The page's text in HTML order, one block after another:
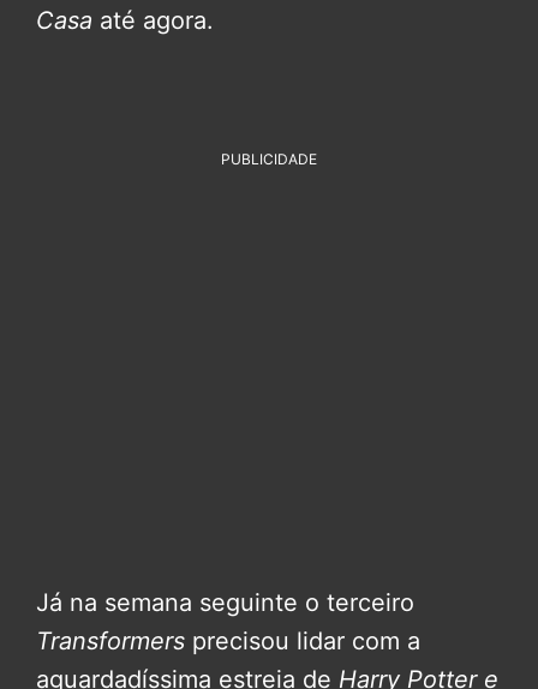
Casa até agora.
PUBLICIDADE
Já na semana seguinte o terceiro
Transformers precisou lidar com a
aguardadíssima estreia de Harry Potter e